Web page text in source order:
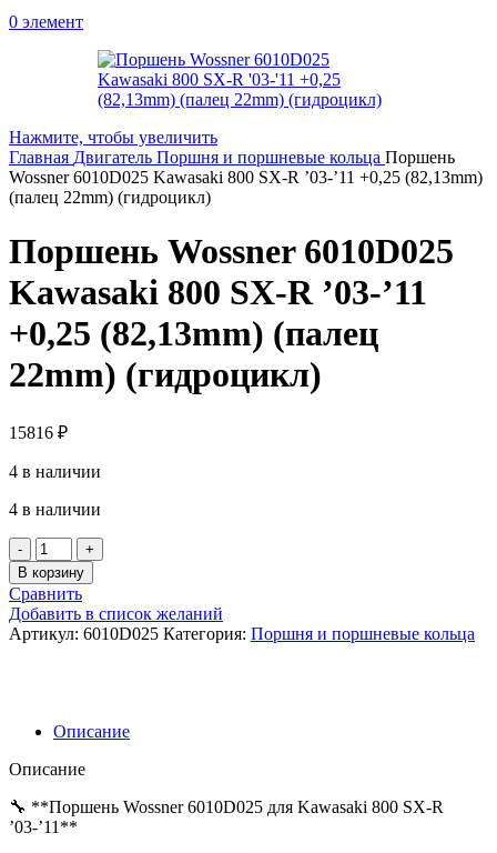
0 элемент
Нажмите, чтобы увеличить
Главная Двигатель Поршня и поршневые кольца Поршень
Wossner 6010D025 Kawasaki 800 SX-R ’03-’11 +0,25 (82,13mm)
(палец 22mm) (гидроцикл)
Поршень Wossner 6010D025
Kawasaki 800 SX-R ’03-’11
+0,25 (82,13mm) (палец
22mm) (гидроцикл)
15816 ₽
4 в наличии
4 в наличии
Количество
товара
Поршень
Wossner
6010D025
Kawasaki
'03-
'11
+0,25
(палец
22mm)
В корзину
Сравнить
Добавить в список желаний
Артикул: 6010D025 Категория: Поршня и поршневые кольца
Описание
Описание
🔧 **Поршень Wossner 6010D025 для Kawasaki 800 SX-R
’03-’11**